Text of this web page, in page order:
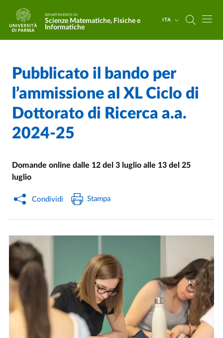
Salta al contenuto principale
Skip to footer
DIPARTIMENTO DI
Scienze Matematiche, Fisiche e
Informatiche
ITA
Home
/
Cerca una notizia
Pubblicato il bando per
l’ammissione al XL Ciclo di
Dottorato di Ricerca a.a.
2024-25
Domande online dalle 12 del 3 luglio alle 13 del 25
luglio
Condividi Stampa